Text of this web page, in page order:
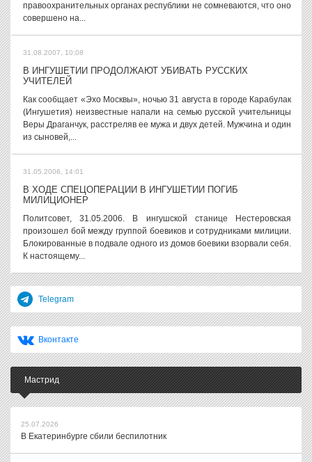
правоохранительных органах республики не сомневаются, что оно
совершено на...
31.08.2007, 10:08
В ИНГУШЕТИИ ПРОДОЛЖАЮТ УБИВАТЬ РУССКИХ
УЧИТЕЛЕЙ
Как сообщает «Эхо Москвы», ночью 31 августа в городе Карабулак
(Ингушетия) неизвестные напали на семью русской учительницы
Веры Драганчук, расстреляв ее мужа и двух детей. Мужчина и один
из сыновей,...
31.05.2006, 14:01
В ХОДЕ СПЕЦОПЕРАЦИИ В ИНГУШЕТИИ ПОГИБ
МИЛИЦИОНЕР
Политсовет, 31.05.2006. В ингушской станице Нестеровская
произошел бой между группой боевиков и сотрудниками милиции.
Блокированные в подвале одного из домов боевики взорвали себя.
К настоящему...
Telegram
Вконтакте
Мастрид
25.07.2026
В Екатеринбурге сбили беспилотник